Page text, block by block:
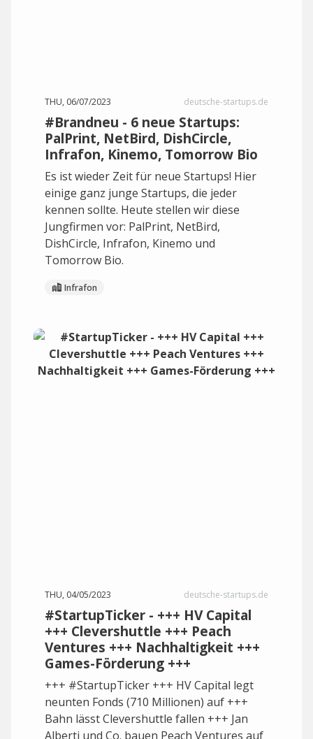
THU, 06/07/2023 deutsche-startups.de
#Brandneu - 6 neue Startups:
PalPrint, NetBird, DishCircle,
Infrafon, Kinemo, Tomorrow Bio
Es ist wieder Zeit für neue Startups! Hier
einige ganz junge Startups, die jeder
kennen sollte. Heute stellen wir diese
Jungfirmen vor: PalPrint, NetBird,
DishCircle, Infrafon, Kinemo und
Tomorrow Bio.
Infrafon
THU, 04/05/2023 deutsche-startups.de
#StartupTicker - +++ HV Capital
+++ Clevershuttle +++ Peach
Ventures +++ Nachhaltigkeit +++
Games-Förderung +++
+++ #StartupTicker +++ HV Capital legt
neunten Fonds (710 Millionen) auf +++
Bahn lässt Clevershuttle fallen +++ Jan
Alberti und Co. bauen Peach Ventures auf